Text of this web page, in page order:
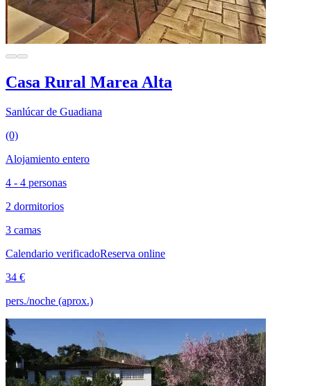
Casa Rural Marea Alta
Sanlúcar de Guadiana
(0)
Alojamiento entero
4 - 4 personas
2 dormitorios
3 camas
Calendario verificadoReserva online
34 €
pers./noche (aprox.)